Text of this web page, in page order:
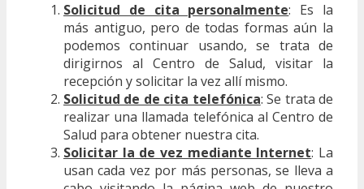
Solicitud de cita personalmente: Es la
más antiguo, pero de todas formas aún la
podemos continuar usando, se trata de
dirigirnos al Centro de Salud, visitar la
recepción y solicitar la vez allí mismo.
Solicitud de de cita telefónica: Se trata de
realizar una llamada telefónica al Centro de
Salud para obtener nuestra cita.
Solicitar la de vez mediante Internet: La
usan cada vez por más personas, se lleva a